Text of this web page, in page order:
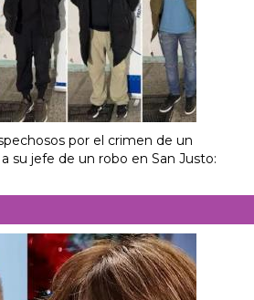
por el crimen de un
su jefe de un robo en San Justo: